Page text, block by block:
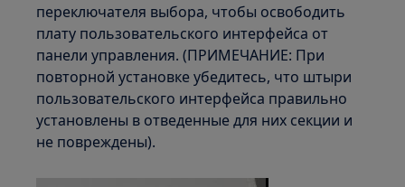
переключателя выбора, чтобы освободить
плату пользовательского интерфейса от
панели управления. (ПРИМЕЧАНИЕ: При
повторной установке убедитесь, что штыри
пользовательского интерфейса правильно
установлены в отведенные для них секции и
не повреждены).